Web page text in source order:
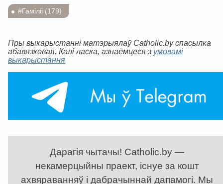
#Гаміліі (179)
Пры выкарыстанні матэрыялаў Catholic.by спасылка
абавязковая. Калі ласка, азнаёмцеся з умовамі
выкарыстання
Дарагія чытачы! Catholic.by —
некамерцыйны праект, існуе за кошт
ахвяраванняў і дабрачыннай дапамогі. Мы